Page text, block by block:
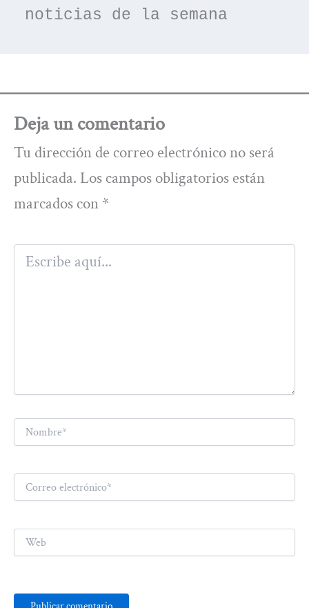
noticias de la semana
Deja un comentario
Tu dirección de correo electrónico no será
publicada. Los campos obligatorios están
marcados con *
Escribe
aquí...
Nombre*
Correo
electrónico*
Web